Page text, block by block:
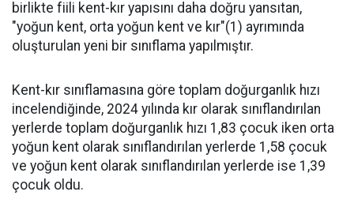
birlikte fiili kent-kır yapısını daha doğru yansıtan,
"yoğun kent, orta yoğun kent ve kır"(1) ayrımında
oluşturulan yeni bir sınıflama yapılmıştır.
Kent-kır sınıflamasına göre toplam doğurganlık hızı
incelendiğinde, 2024 yılında kır olarak sınıflandırılan
yerlerde toplam doğurganlık hızı 1,83 çocuk iken orta
yoğun kent olarak sınıflandırılan yerlerde 1,58 çocuk
ve yoğun kent olarak sınıflandırılan yerlerde ise 1,39
çocuk oldu.